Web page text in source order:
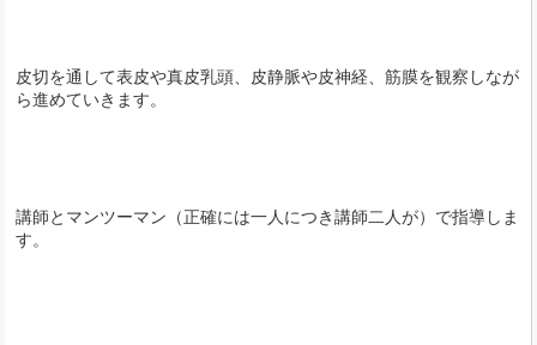
皮切を通して表皮や真皮乳頭、皮静脈や皮神経、筋膜を観察しなが
ら進めていきます。
講師とマンツーマン（正確には一人につき講師二人が）で指導しま
す。